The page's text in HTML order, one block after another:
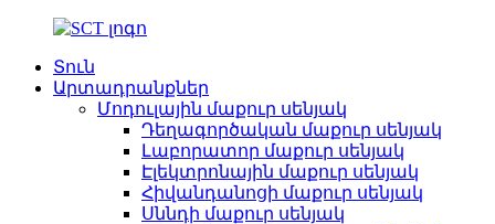
Տուն
Արտադրանքներ
Մոդուլային մաքուր սենյակ
Դեղագործական մաքուր սենյակ
Լաբորատոր մաքուր սենյակ
Էլեկտրոնային մաքուր սենյակ
Հիվանդանոցի մաքուր սենյակ
Սննդի մաքուր սենյակ